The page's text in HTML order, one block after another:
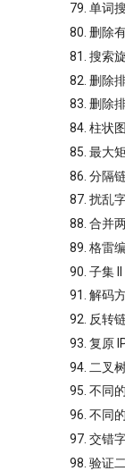
79. 单词
80. 删除
81. 搜索
82. 删除
83. 删除
84. 柱状
85. 最大
86. 分隔
87. 扰乱
88. 合并
89. 格雷
90. 子集 II
91. 解码
92. 反转链
93. 复原
94. 二叉
95. 不同
96. 不同
97. 交错
98. 验证